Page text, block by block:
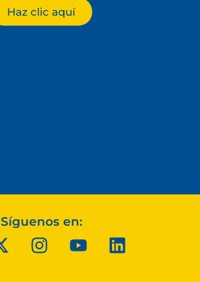
Haz clic aquí
Síguenos en: